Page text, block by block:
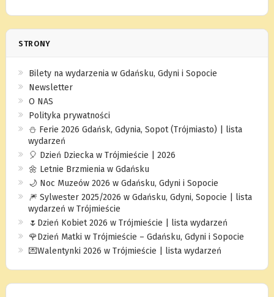
STRONY
Bilety na wydarzenia w Gdańsku, Gdyni i Sopocie
Newsletter
O NAS
Polityka prywatności
⛄️ Ferie 2026 Gdańsk, Gdynia, Sopot (Trójmiasto) | lista
wydarzeń
🎈 Dzień Dziecka w Trójmieście | 2026
🌼 Letnie Brzmienia w Gdańsku
🌙 Noc Muzeów 2026 w Gdańsku, Gdyni i Sopocie
🎆 Sylwester 2025/2026 w Gdańsku, Gdyni, Sopocie | lista
wydarzeń w Trójmieście
🌷Dzień Kobiet 2026 w Trójmieście | lista wydarzeń
🌹Dzień Matki w Trójmieście – Gdańsku, Gdyni i Sopocie
💌Walentynki 2026 w Trójmieście | lista wydarzeń